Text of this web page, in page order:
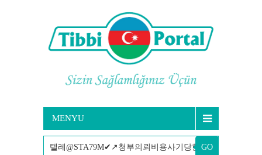
MENYU
GO
AXTARIŞ